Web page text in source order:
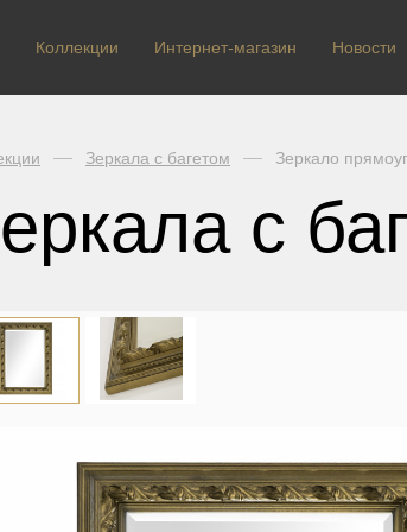
Коллекции Интернет-магазин Новости
Зеркала с багетом Зеркало
с